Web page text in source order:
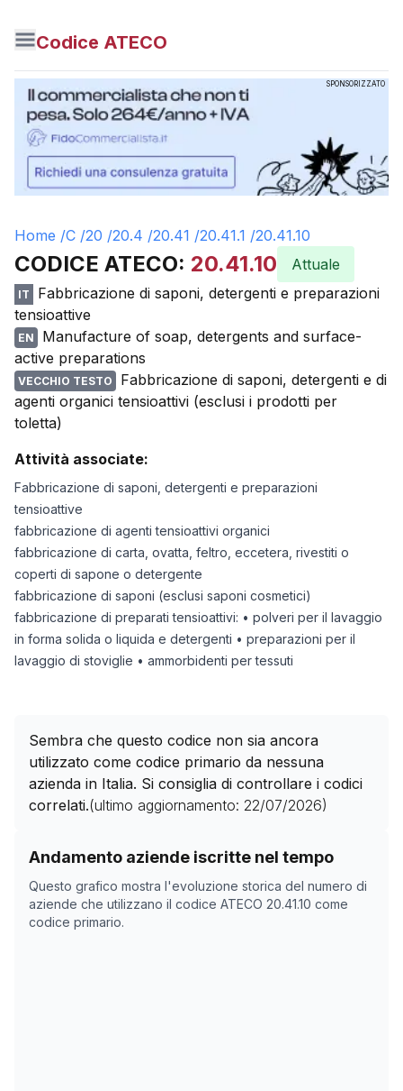
Codice ATECO
SPONSORIZZATO
Home /C /20 /20.4 /20.41 /20.41.1 /20.41.10
CODICE ATECO: 20.41.10 Attuale
IT
Fabbricazione di saponi, detergenti e preparazioni
tensioattive
EN
Manufacture of soap, detergents and surface-
active preparations
VECCHIO TESTO
Fabbricazione di saponi, detergenti e di
agenti organici tensioattivi (esclusi i prodotti per
toletta)
Attività associate:
Fabbricazione di saponi, detergenti e preparazioni
tensioattive
fabbricazione di agenti tensioattivi organici
fabbricazione di carta, ovatta, feltro, eccetera, rivestiti o
coperti di sapone o detergente
fabbricazione di saponi (esclusi saponi cosmetici)
fabbricazione di preparati tensioattivi: • polveri per il lavaggio
in forma solida o liquida e detergenti • preparazioni per il
lavaggio di stoviglie • ammorbidenti per tessuti
Sembra che questo codice non sia ancora
utilizzato come codice primario da nessuna
azienda in Italia. Si consiglia di controllare i codici
correlati.(ultimo aggiornamento: 22/07/2026)
Andamento aziende iscritte nel tempo
Questo grafico mostra l'evoluzione storica del numero di
aziende che utilizzano il codice ATECO 20.41.10 come
codice primario.
Storico numero di aziende con codice ATECO
Data rilevazione
07/05/2025
0
23/10/2025